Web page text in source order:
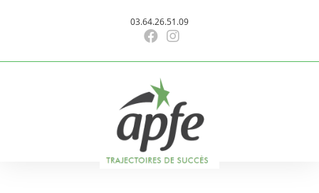
03.64.26.51.09